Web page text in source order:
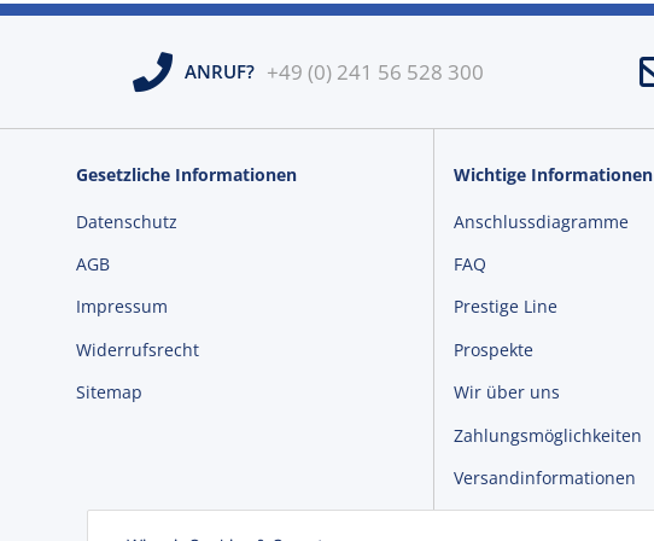
ANRUF? +49 (0) 241 56 528 300
Gesetzliche Informationen
Datenschutz
AGB
Impressum
Widerrufsrecht
Sitemap
Wichtige Informationen
Anschlussdiagramme
FAQ
Prestige Line
Prospekte
Wir über uns
Zahlungsmöglichkeiten
Versandinformationen